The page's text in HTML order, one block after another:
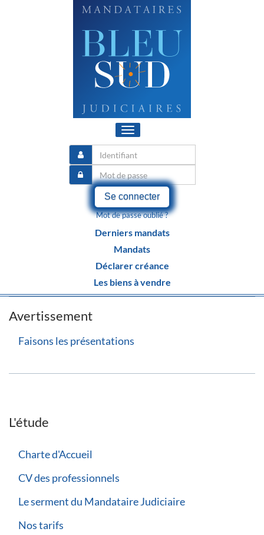
Toggle
navigation
Se connecter
Mot de passe oublié ?
Derniers mandats
Mandats
Déclarer créance
Les biens à vendre
Avertissement
Faisons les présentations
L'étude
Charte d'Accueil
CV des professionnels
Le serment du Mandataire Judiciaire
Nos tarifs